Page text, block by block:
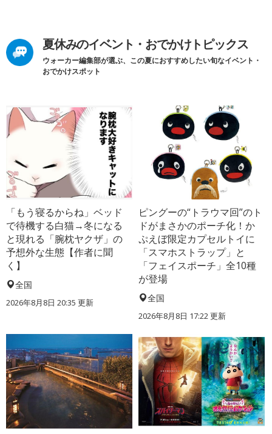
夏休みのイベント・おでかけトピックス
ウォーカー編集部が選ぶ、この夏におすすめしたい旬なイベント・
おでかけスポット
「もう寝るからね」ベッド
で待機する白猫→冬になる
と現れる「腕枕ヤクザ」の
予想外な生態【作者に聞
く】
全国
2026年8月8日 20:35 更新
ピングーの“トラウマ回”のト
ドがまさかのポーチ化！か
ぷえぼ限定カプセルトイに
「スマホストラップ」と
「フェイスポーチ」全10種
が登場
全国
2026年8月8日 17:22更新